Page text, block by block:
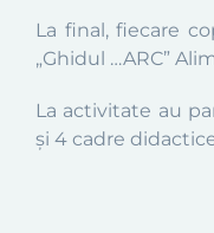
La final, fiecare
„Ghidul …ARC”
La activitate au
și 4 cadre